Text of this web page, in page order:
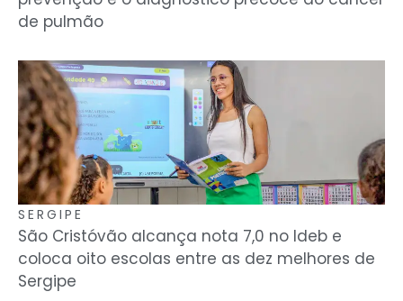
de pulmão
SERGIPE
São Cristóvão alcança nota 7,0 no Ideb e
coloca oito escolas entre as dez melhores de
Sergipe